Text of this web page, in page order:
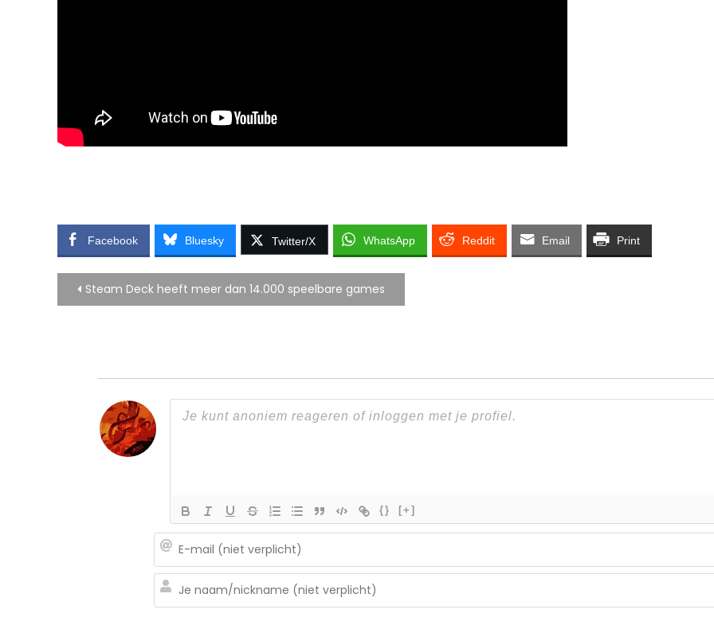
Facebook Bluesky Twitter/X WhatsApp Reddit Email Print
Bericht
Steam Deck heeft meer dan 14.000 speelbare games
{} [+]